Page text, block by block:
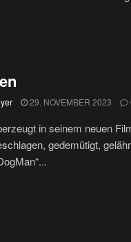
29. NOVEMBER 2023
in seinem neuen
gedemütigt,